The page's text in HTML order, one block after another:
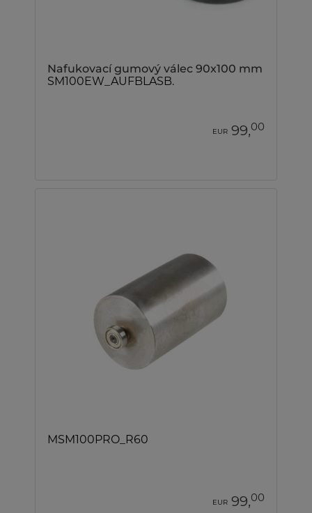
Nafukovací gumový válec 90x100 mm
SM100EW_AUFBLASB.
EUR 99,00
MSM100PRO_R60
EUR 99,00